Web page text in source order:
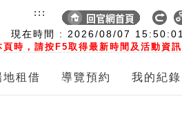
現在時間 : 2026/08/07 15:50:01
時，請按F5取得最新時間及活動資訊
:::
地租借 導覽預約 我的紀錄